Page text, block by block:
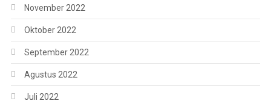
November 2022
Oktober 2022
September 2022
Agustus 2022
Juli 2022